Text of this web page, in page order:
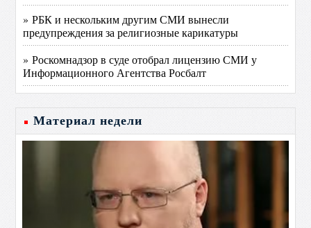
» РБК и нескольким другим СМИ вынесли
предупреждения за религиозные карикатуры
» Роскомнадзор в суде отобрал лицензию СМИ у
Информационного Агентства Росбалт
Материал недели